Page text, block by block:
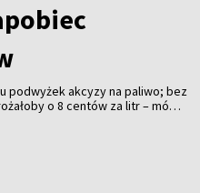
podwyżek akcyzy na paliwo; bez
o 8 centów za litr – mówi